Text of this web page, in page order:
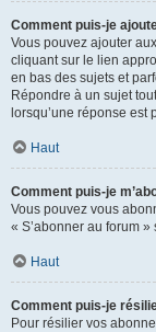
Comment puis-je
Vous pouvez ajouter
cliquant sur le lien
en bas des sujets et
Répondre à un sujet
lorsqu’une réponse
Haut
Comment puis-je
Vous pouvez vous
« S’abonner au forum
Haut
Comment puis-je
Pour résilier vos